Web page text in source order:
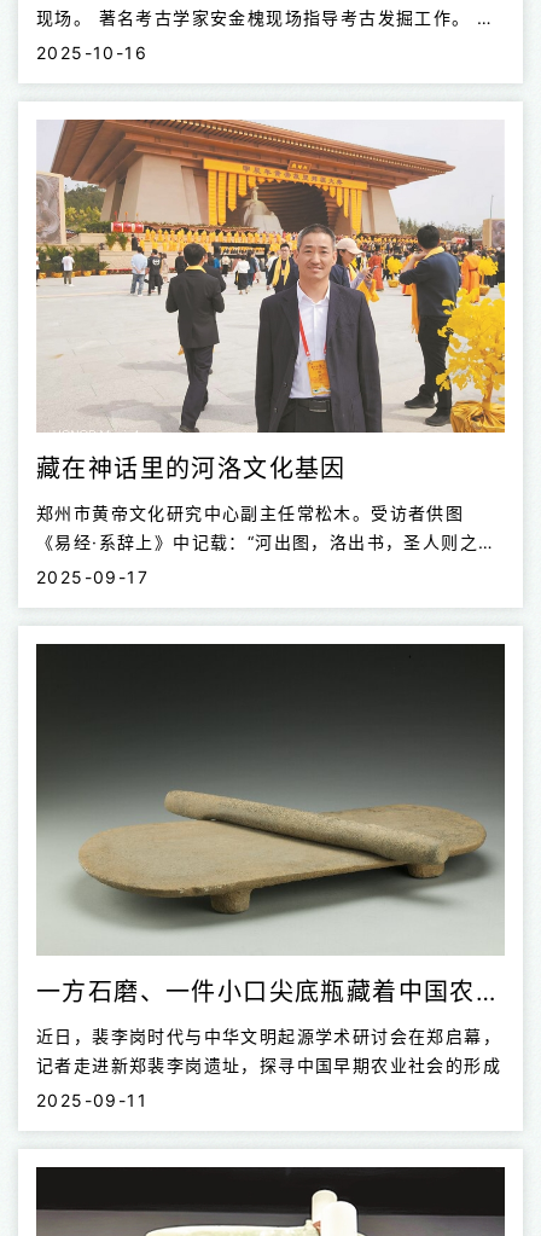
现场。 著名考古学家安金槐现场指导考古发掘工作。 张
砦街遗址商代陶缸窖藏坑。 今年是郑州商城发现70周
程，见证了河南考古的成长与壮大，见证了中国考古的发
展与进步，也见证了郑州由古都向现代化都市迈进的步
伐。在70年的探索历程中，几代考古人用手铲解读泥土
之下的早商文明，逐渐拼合出3600多年前的社会图景。
70年考古发现与研究，填补空白、改写认知。郑州商城
1961年被国务院公布为第一批全国重点文物保护单位，
2001年被评为20世纪中国百项考古大发现，2009年被
评为最具中华文明意义...
2025-10-16
藏在神话里的河洛文化基因
郑州市黄帝文化研究中心副主任常松木。受访者供图
《易经·系辞上》中记载：“河出图，洛出书，圣人则之。”
“河图”与“洛书”，这两幅上古时期流传下来的神秘图案，
头，其广泛传播对于河洛文化乃至中华文明的传承发展产
生重要影响。 在河洛地区广为流传的神话传说有很多。
郑州市黄帝文化研究中心副主任、郑州市民间文艺家协会
副主席常松木。 神话传说是中华早期文...
2025-09-17
一方石磨、一件小口尖底瓶藏着中国农业起源的密码
近日，裴李岗时代与中华文明起源学术研讨会在郑启幕，
记者走进新郑裴李岗遗址，探寻中国早期农业社会的形成
2025-09-11